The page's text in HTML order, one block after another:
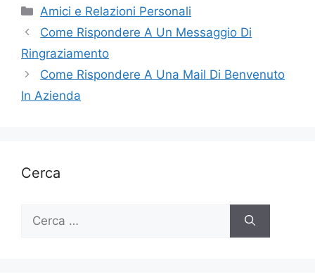
Categorie
Amici e Relazioni Personali
Come Rispondere A Un Messaggio Di
Ringraziamento
Come Rispondere A Una Mail Di Benvenuto
In Azienda
Cerca
per: